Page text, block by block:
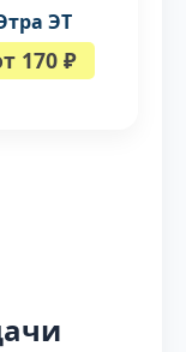
ЭТ
170 ₽